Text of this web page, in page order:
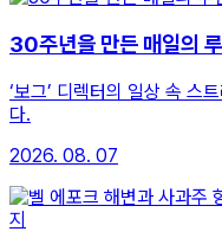
30주년을 만든 매일의
‘보그’ 디렉터의 일상 속 스
다.
2026. 08. 07